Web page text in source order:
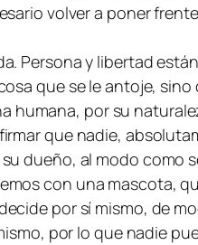
volver a poner
Persona y libertad
que se le antoje,
humana, por su
que nadie,
dueño, al modo como
con una mascota,
por sí mismo, de
por lo que nadie